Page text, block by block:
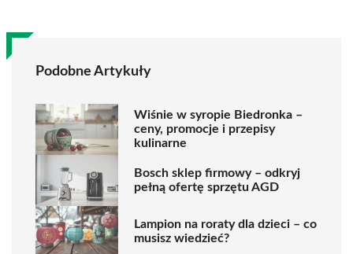
Podobne Artykuły
Wiśnie w syropie Biedronka –
ceny, promocje i przepisy
kulinarne
Bosch sklep firmowy – odkryj
pełną ofertę sprzętu AGD
Lampion na roraty dla dzieci – co
musisz wiedzieć?